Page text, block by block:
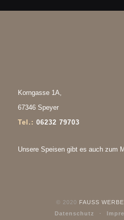
Korngasse 1A
67346 Speyer
Tel.: 06232 79703
Unsere Speisen gibt es auch zum
© 2020 FAUSS
Datenschutz